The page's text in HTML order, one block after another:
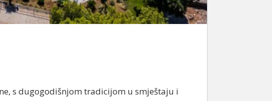
s dugogodišnjom tradicijom u smještaju i